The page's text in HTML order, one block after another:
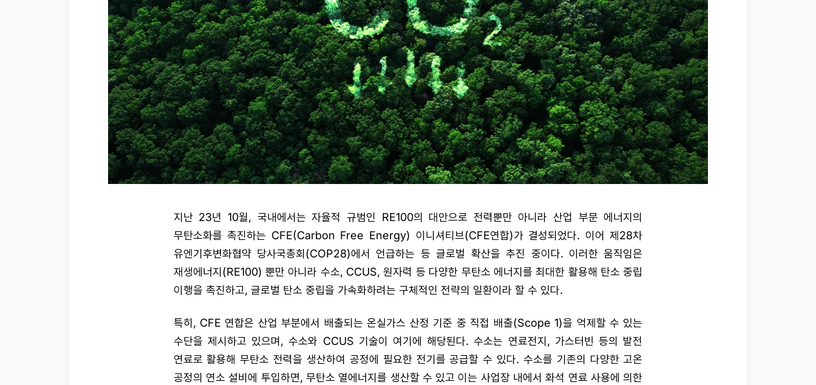
지난 23년 10월, 국내에서는 자율적 규범인 RE100의 대안으로 전력뿐만 아니라 산업 부문 에너지의
무탄소화를 촉진하는 CFE(Carbon Free Energy) 이니셔티브(CFE연합)가 결성되었다. 이어 제28차
유엔기후변화협약 당사국총회(COP28)에서 언급하는 등 글로벌 확산을 추진 중이다. 이러한 움직임은
재생에너지(RE100) 뿐만 아니라 수소, CCUS, 원자력 등 다양한 무탄소 에너지를 최대한 활용해 탄소 중립
이행을 촉진하고, 글로벌 탄소 중립을 가속화하려는 구체적인 전략의 일환이라 할 수 있다.
특히, CFE 연합은 산업 부분에서 배출되는 온실가스 산정 기준 중 직접 배출(Scope 1)을 억제할 수 있는
수단을 제시하고 있으며, 수소와 CCUS 기술이 여기에 해당된다. 수소는 연료전지, 가스터빈 등의 발전
연료로 활용해 무탄소 전력을 생산하여 공정에 필요한 전기를 공급할 수 있다. 수소를 기존의 다양한 고온
공정의 연소 설비에 투입하면, 무탄소 열에너지를 생산할 수 있고 이는 사업장 내에서 화석 연료 사용에 의한